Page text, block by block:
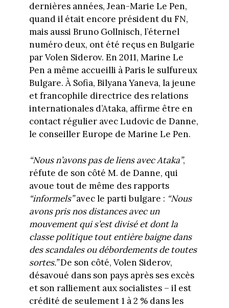
dernières années, Jean-Marie Le Pen,
quand il était encore président du FN,
mais aussi Bruno Gollnisch, l’éternel
numéro deux, ont été reçus en Bulgarie
par Volen Siderov. En 2011, Marine Le
Pen a même accueilli à Paris le sulfureux
Bulgare. À Sofia, Bilyana Yaneva, la jeune
et francophile directrice des relations
internationales d’Ataka, affirme être en
contact régulier avec Ludovic de Danne,
le conseiller Europe de Marine Le Pen.
“Nous n’avons pas de liens avec Ataka”,
réfute de son côté M. de Danne, qui
avoue tout de même des rapports
“informels”avec le parti bulgare : “Nous
avons pris nos distancesavec un
mouvement qui s’est divisé et dont la
classe politique tout entière baigne dans
des scandales ou débordements de toutes
sortes.”De son côté, Volen Siderov,
désavoué dans son pays après ses excès
et son ralliement aux socialistes – il est
crédité de seulement 1 à 2 % dans les